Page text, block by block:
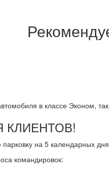
в классе Эконом,
КЛИЕНТОВ!
на 5 календарных
командировок: